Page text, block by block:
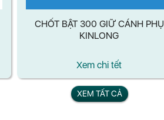
CHỐT BẬT 300 GIỮ CÁNH PHỤ
KINLONG
Xem chi tết
XEM TẤT CẢ